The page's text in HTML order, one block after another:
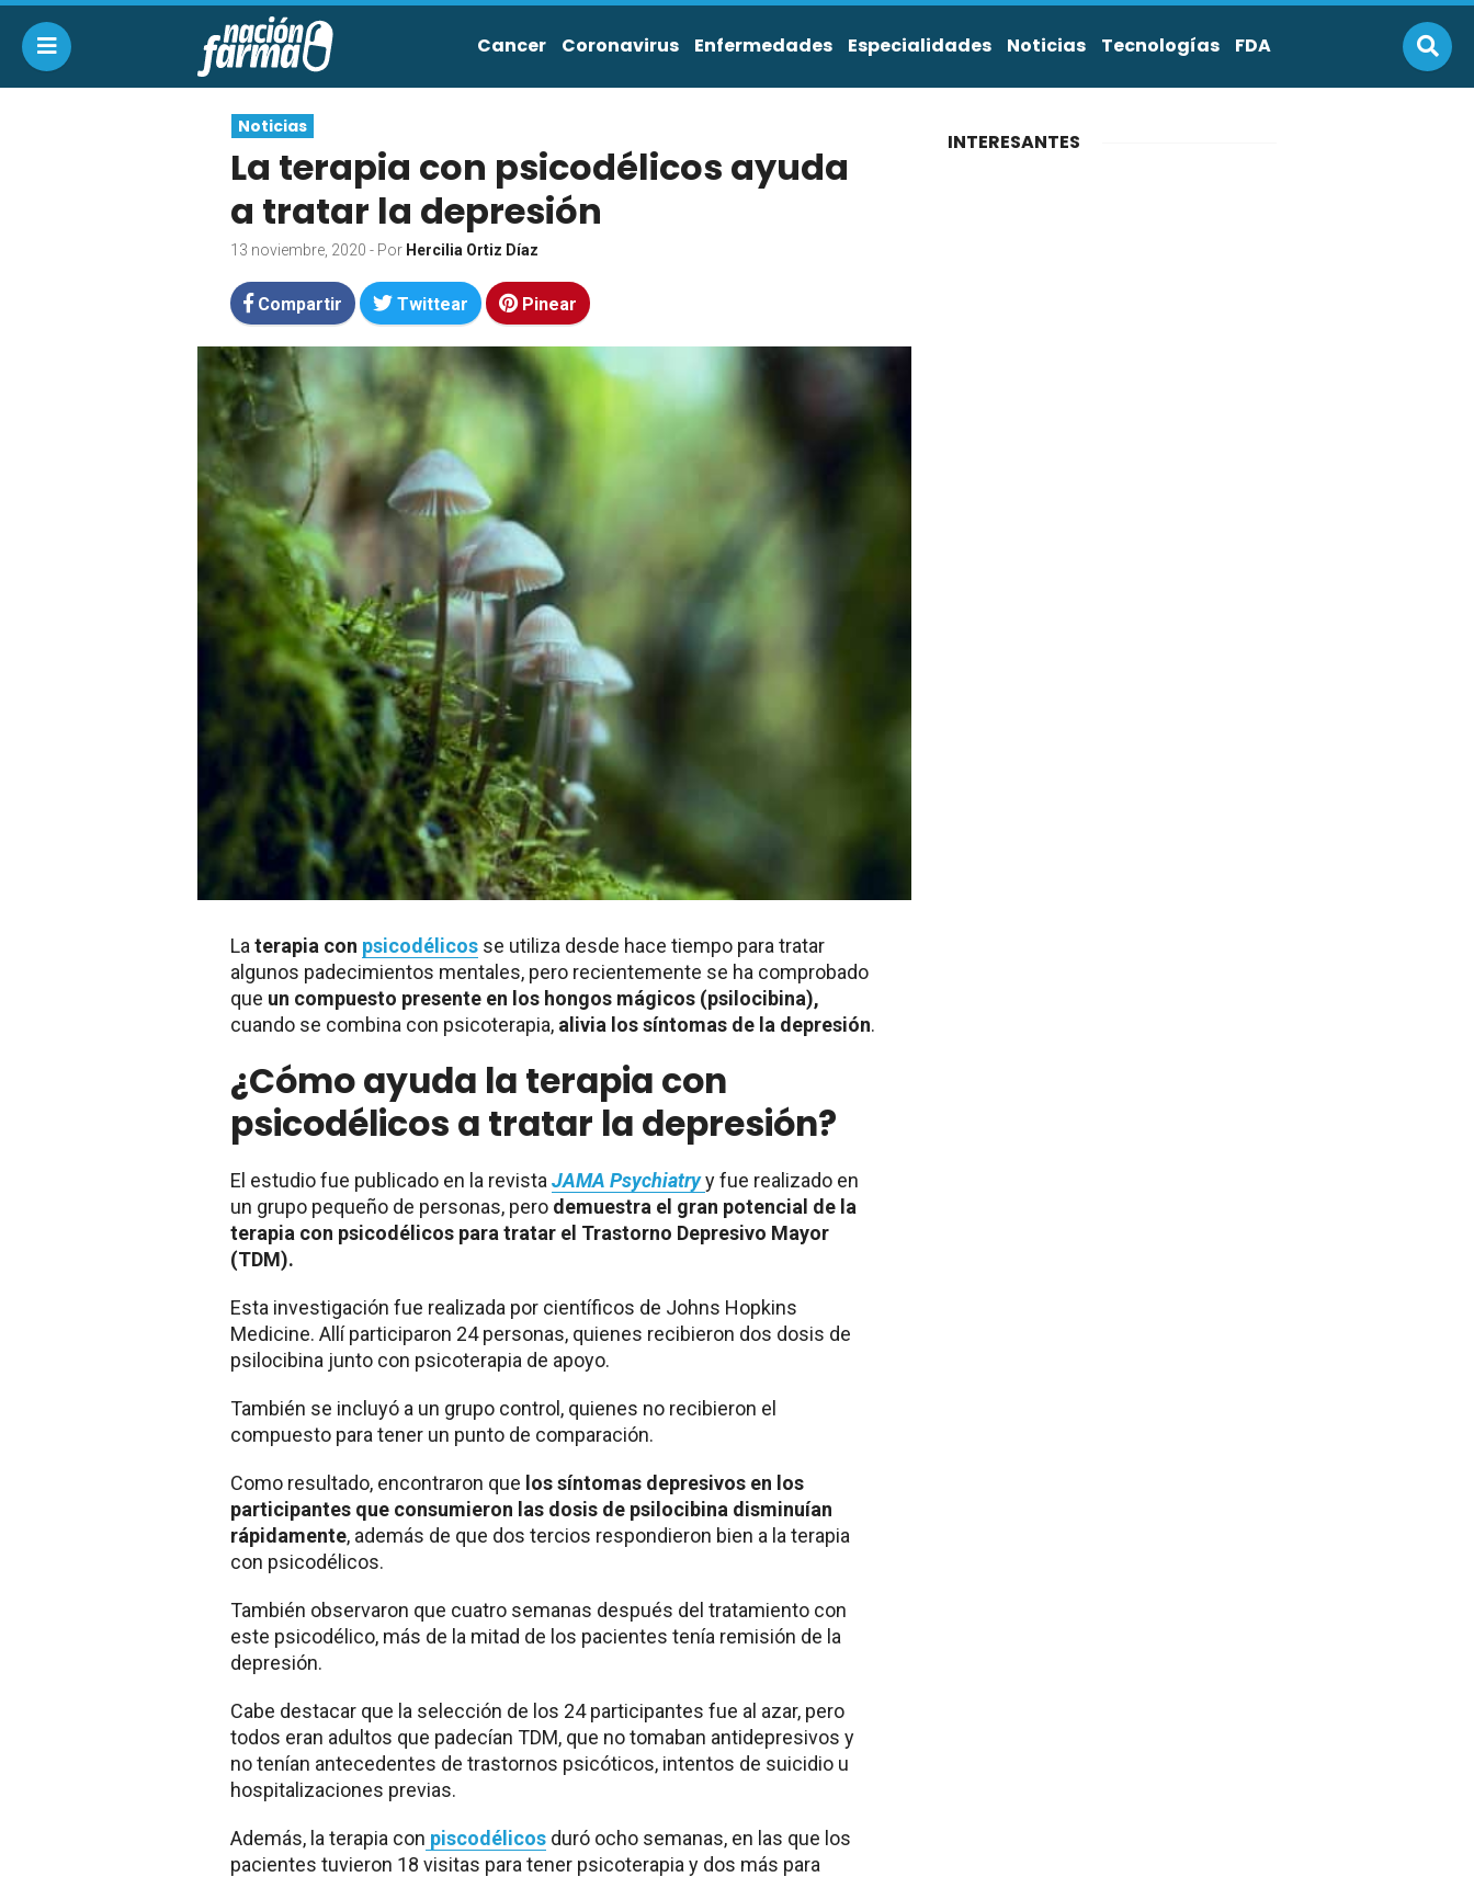
Cancer Coronavirus Enfermedades Especialidades Noticias Tecnologías FDA
Noticias
La terapia con psicodélicos ayuda
a tratar la depresión
13 noviembre, 2020 - Por Hercilia Ortiz Díaz
Compartir Twittear Pinear
La terapia con psicodélicos se utiliza desde hace tiempo para tratar
algunos padecimientos mentales, pero recientemente se ha comprobado
que un compuesto presente en los hongos mágicos (psilocibina),
cuando se combina con psicoterapia, alivia los síntomas de la depresión.
¿Cómo ayuda la terapia con
psicodélicos a tratar la depresión?
El estudio fue publicado en la revista JAMA Psychiatryy fue realizado en
un grupo pequeño de personas, pero demuestra el gran potencial de la
terapia con psicodélicos para tratar el Trastorno Depresivo Mayor
(TDM).
Esta investigación fue realizada por científicos de Johns Hopkins
Medicine. Allí participaron 24 personas, quienes recibieron dos dosis de
psilocibina junto con psicoterapia de apoyo.
También se incluyó a un grupo control, quienes no recibieron el
compuesto para tener un punto de comparación.
Como resultado, encontraron que los síntomas depresivos en los
participantes que consumieron las dosis de psilocibina disminuían
rápidamente, además de que dos tercios respondieron bien a la terapia
con psicodélicos.
También observaron que cuatro semanas después del tratamiento con
este psicodélico, más de la mitad de los pacientes tenía remisión de la
depresión.
Cabe destacar que la selección de los 24 participantes fue al azar, pero
todos eran adultos que padecían TDM, que no tomaban antidepresivos y
no tenían antecedentes de trastornos psicóticos, intentos de suicidio u
hospitalizaciones previas.
Además, la terapia con piscodélicos duró ocho semanas, en las que los
pacientes tuvieron 18 visitas para tener psicoterapia y dos más para
INTERESANTES